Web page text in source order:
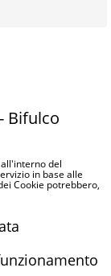
- Bifulco
del
in base alle
Cookie potrebbero,